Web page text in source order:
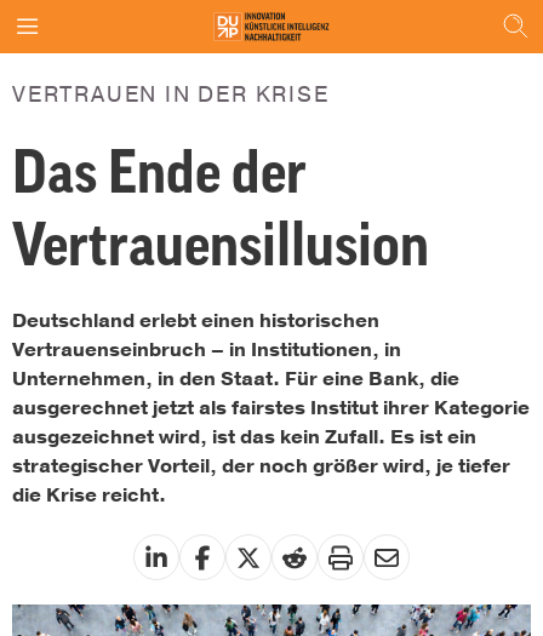
VERTRAUEN IN DER KRISE
Das Ende der
Vertrauensillusion
Deutschland erlebt einen historischen
Vertrauenseinbruch – in Institutionen, in
Unternehmen, in den Staat. Für eine Bank, die
ausgerechnet jetzt als fairstes Institut ihrer Kategorie
ausgezeichnet wird, ist das kein Zufall. Es ist ein
strategischer Vorteil, der noch größer wird, je tiefer
die Krise reicht.